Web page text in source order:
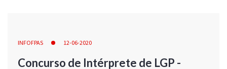
INFOFPAS 12-06-2020
Concurso de Intérprete de LGP -